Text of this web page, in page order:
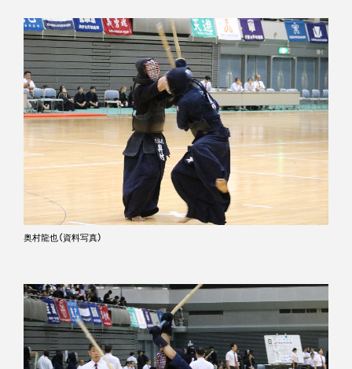
奥村龍也（資料写真）